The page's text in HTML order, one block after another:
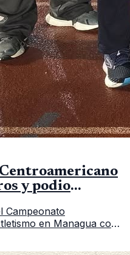
y podio
Campeonato
en Managua con